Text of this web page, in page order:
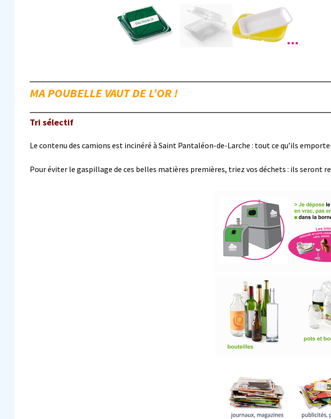
MA POUBELLE VAUT DE L’OR !
Tri sélectif
Le contenu des camions est incinéré à Saint Pantaléon-de-Larche : tout ce qu’ils
Pour éviter le gaspillage de ces belles matières premières, triez vos déchets : ils seront